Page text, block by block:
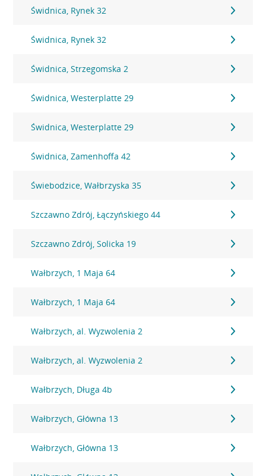
Świdnica, Rynek 32
Świdnica, Rynek 32
Świdnica, Strzegomska 2
Świdnica, Westerplatte 29
Świdnica, Westerplatte 29
Świdnica, Zamenhoffa 42
Świebodzice, Wałbrzyska 35
Szczawno Zdrój, Łączyńskiego 44
Szczawno Zdrój, Solicka 19
Wałbrzych, 1 Maja 64
Wałbrzych, 1 Maja 64
Wałbrzych, al. Wyzwolenia 2
Wałbrzych, al. Wyzwolenia 2
Wałbrzych, Długa 4b
Wałbrzych, Główna 13
Wałbrzych, Główna 13